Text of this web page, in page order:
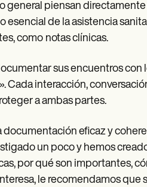
general piensan
esencial de la asistencia
como notas clínicas.
sus encuentros con
Cada interacción,
a ambas partes.
eficaz y
un poco y hemos
por qué son importantes,
le recomendamos que